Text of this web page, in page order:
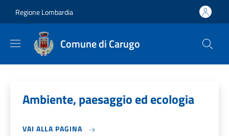
Regione Lombardia
Comune di Carugo
Ambiente, paesaggio ed ecologia
VAI ALLA PAGINA